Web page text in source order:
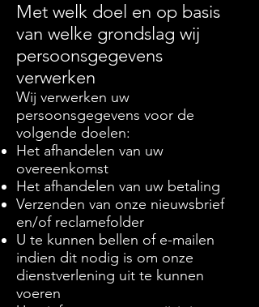
Met welk doel en op basis
van welke grondslag wij
persoonsgegevens
verwerken
Wij verwerken uw
persoonsgegevens voor de
volgende doelen:
Het afhandelen van uw
overeenkomst
Het afhandelen van uw betaling
Verzenden van onze nieuwsbrief
en/of reclamefolder
U te kunnen bellen of e-mailen
indien dit nodig is om onze
dienstverlening uit te kunnen
voeren